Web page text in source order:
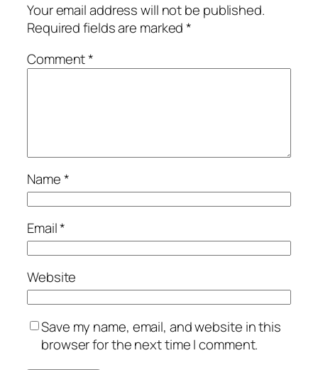
Your email address will not be published.
Required fields are marked*
Comment*
Name*
Email*
Website
Save my name, email, and website in this
browser for the next time I comment.